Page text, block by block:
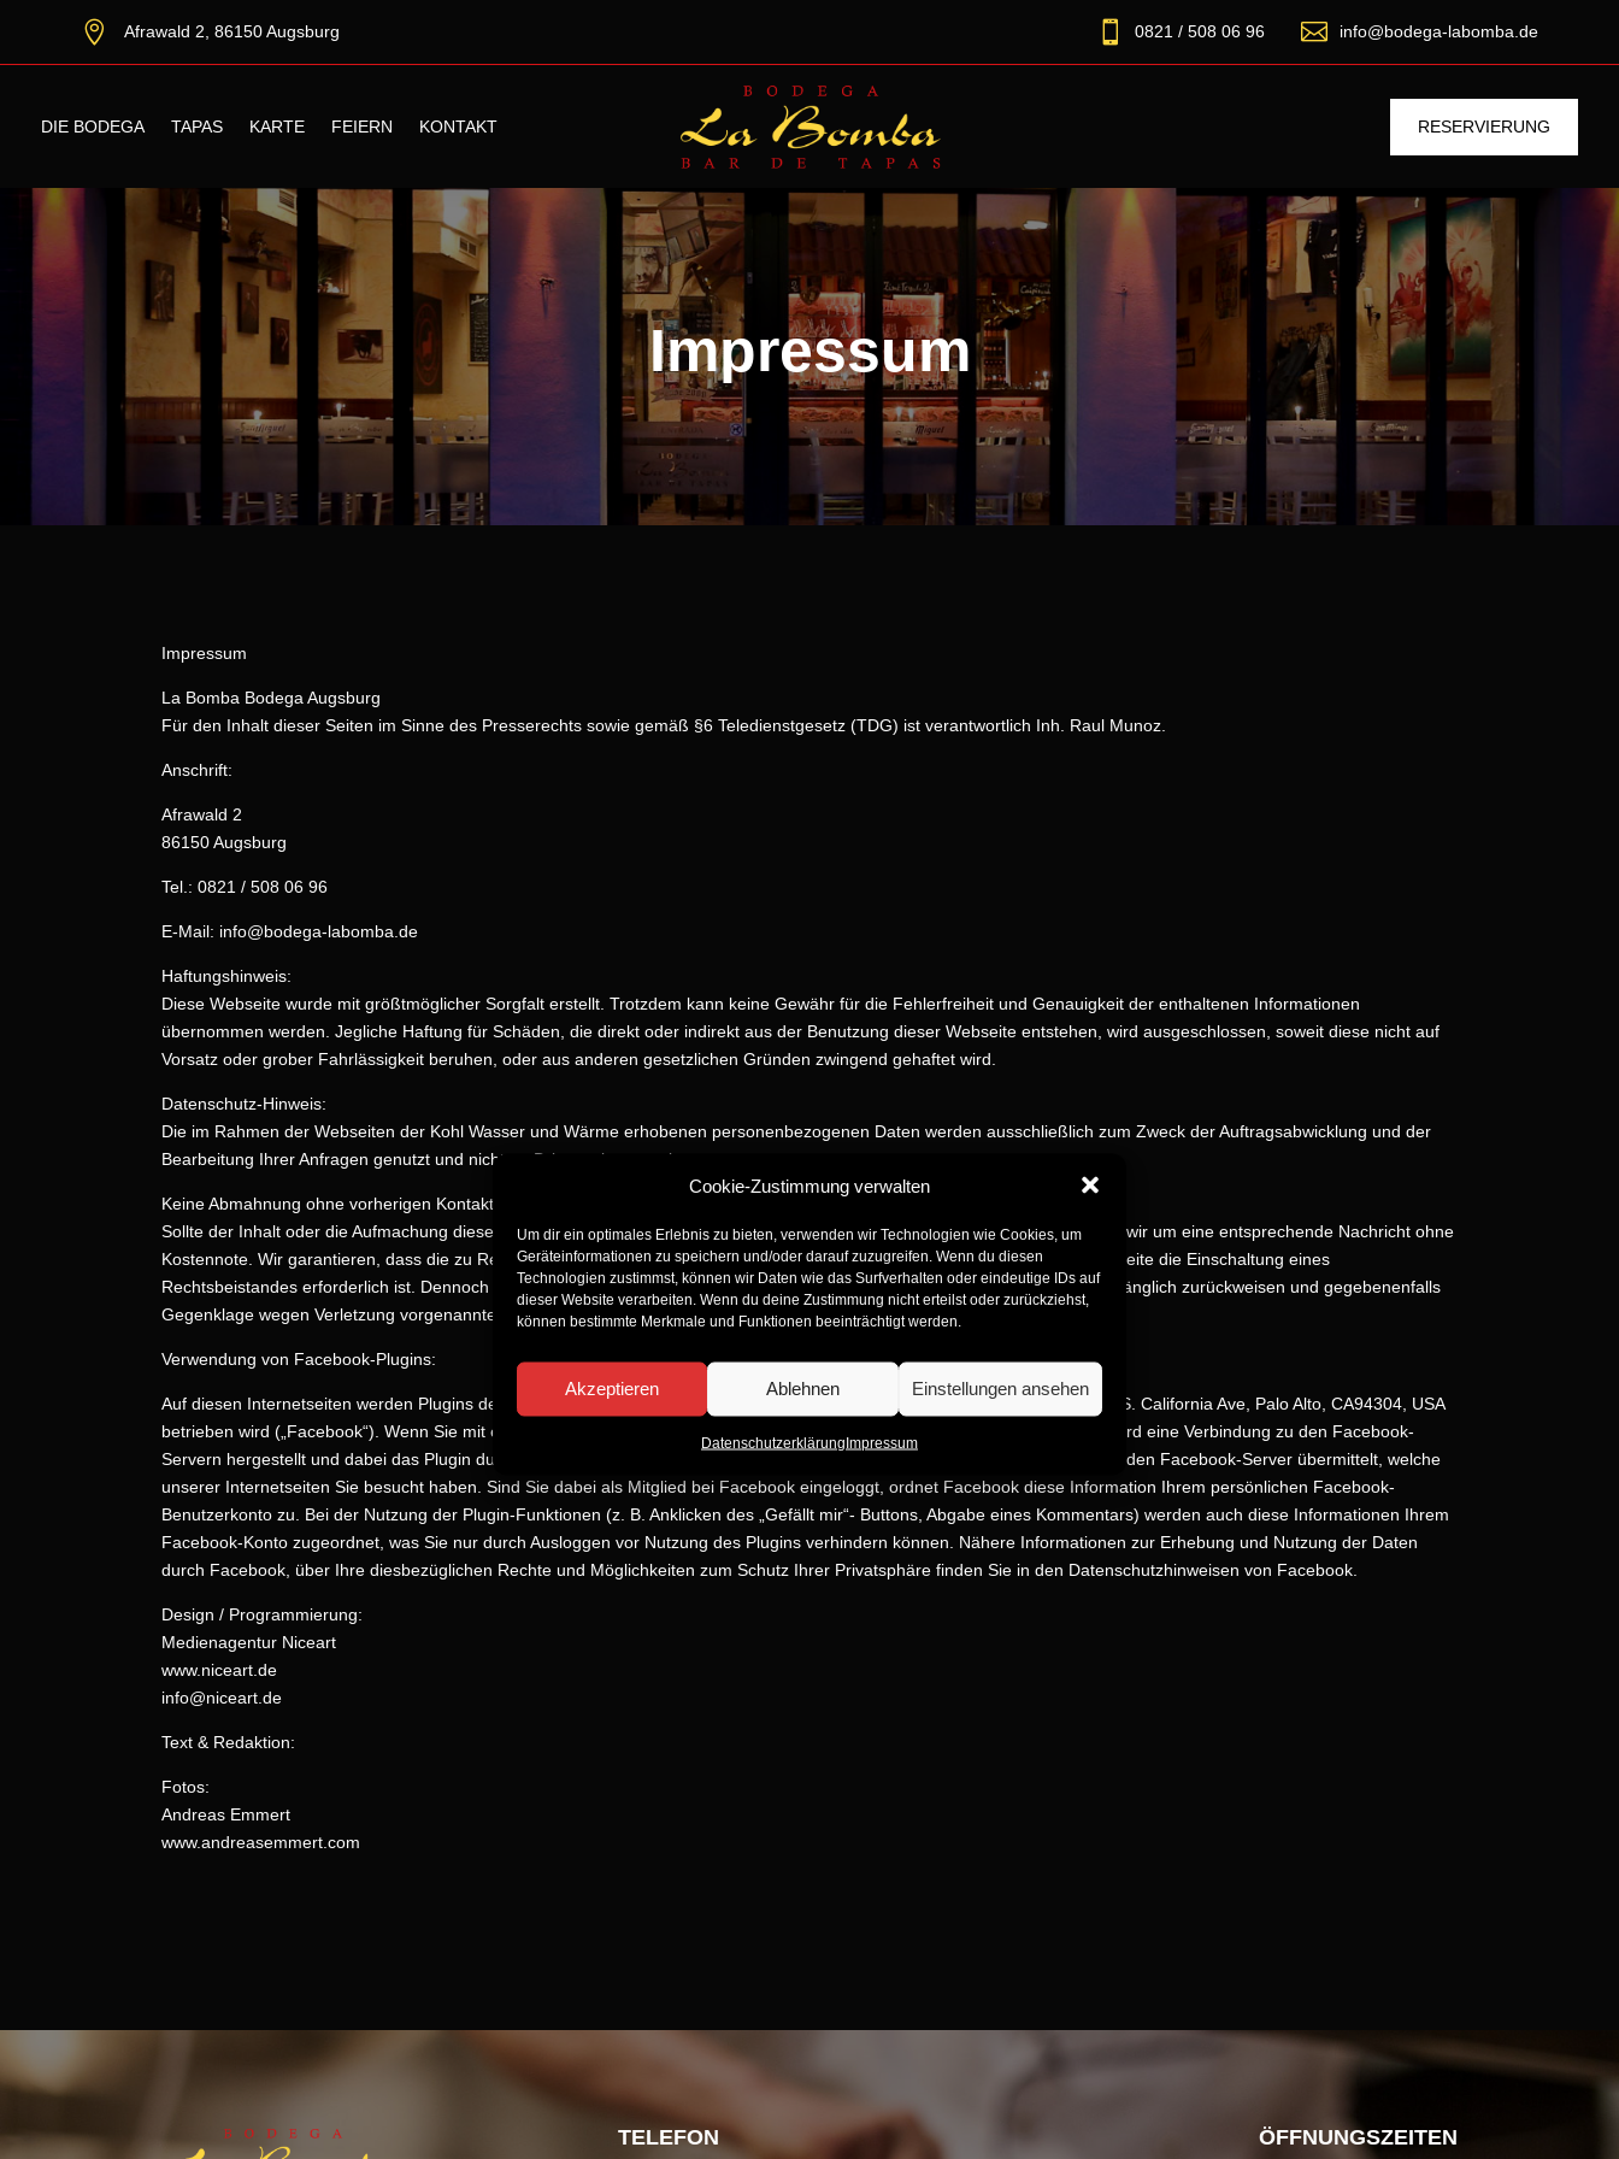
Cookie-Zustimmung verwalten
Um dir ein optimales Erlebnis zu bieten, verwenden wir Technologien wie Cookies, um
Geräteinformationen zu speichern und/oder darauf zuzugreifen. Wenn du diesen
Technologien zustimmst, können wir Daten wie das Surfverhalten oder eindeutige IDs auf
dieser Website verarbeiten. Wenn du deine Zustimmung nicht erteilst oder zurückziehst,
können bestimmte Merkmale und Funktionen beeinträchtigt werden.
Akzeptieren Ablehnen Einstellungen ansehen
DatenschutzerklärungImpressum
 Afrawald 2, 86150 Augsburg  0821 / 508 06 96  info@bodega-labomba.de
DIE BODEGA TAPAS KARTE FEIERN KONTAKT RESERVIERUNG
Impressum
Impressum
La Bomba Bodega Augsburg
Für den Inhalt dieser Seiten im Sinne des Presserechts sowie gemäß §6 Teledienstgesetz (TDG) ist verantwortlich Inh. Raul Munoz.
Anschrift:
Afrawald 2
86150 Augsburg
Tel.: 0821 / 508 06 96
E-Mail: info@bodega-labomba.de
Haftungshinweis:
Diese Webseite wurde mit größtmöglicher Sorgfalt erstellt. Trotzdem kann keine Gewähr für die Fehlerfreiheit und Genauigkeit der enthaltenen Informationen
übernommen werden. Jegliche Haftung für Schäden, die direkt oder indirekt aus der Benutzung dieser Webseite entstehen, wird ausgeschlossen, soweit diese nicht auf
Vorsatz oder grober Fahrlässigkeit beruhen, oder aus anderen gesetzlichen Gründen zwingend gehaftet wird.
Datenschutz-Hinweis:
Die im Rahmen der Webseiten der Kohl Wasser und Wärme erhobenen personenbezogenen Daten werden ausschließlich zum Zweck der Auftragsabwicklung und der
Bearbeitung Ihrer Anfragen genutzt und nicht an Dritte weiter gegeben.
Keine Abmahnung ohne vorherigen Kontakt!
Sollte der Inhalt oder die Aufmachung dieser Seiten fremde Rechte Dritter oder gesetzliche Bestimmungen verletzen, so bitten wir um eine entsprechende Nachricht ohne
Kostennote. Wir garantieren, dass die zu Recht beanstandeten Passagen unverzüglich entfernt werden, ohne dass von Ihrer Seite die Einschaltung eines
Rechtsbeistandes erforderlich ist. Dennoch von Ihnen ohne vorherige Kontaktaufnahme ausgelöste Kosten werden wir vollumfänglich zurückweisen und gegebenenfalls
Gegenklage wegen Verletzung vorgenannter Bestimmungen einreichen.
Verwendung von Facebook-Plugins:
Auf diesen Internetseiten werden Plugins des sozialen Netzwerks facebook.com verwendet, das von der Facebook Inc., 1601 S. California Ave, Palo Alto, CA94304, USA
betrieben wird („Facebook“). Wenn Sie mit einen solchen Plugin versehene Internetseiten unserer Internetpräsenz aufrufen, wird eine Verbindung zu den Facebook-
Servern hergestellt und dabei das Plugin durch Mitteilung an Ihren Browser auf der Internetseite dargestellt. Hierdurch wird an den Facebook-Server übermittelt, welche
unserer Internetseiten Sie besucht haben. Sind Sie dabei als Mitglied bei Facebook eingeloggt, ordnet Facebook diese Information Ihrem persönlichen Facebook-
Benutzerkonto zu. Bei der Nutzung der Plugin-Funktionen (z. B. Anklicken des „Gefällt mir“- Buttons, Abgabe eines Kommentars) werden auch diese Informationen Ihrem
Facebook-Konto zugeordnet, was Sie nur durch Ausloggen vor Nutzung des Plugins verhindern können. Nähere Informationen zur Erhebung und Nutzung der Daten
durch Facebook, über Ihre diesbezüglichen Rechte und Möglichkeiten zum Schutz Ihrer Privatsphäre finden Sie in den Datenschutzhinweisen von Facebook.
Design / Programmierung:
Medienagentur Niceart
www.niceart.de
info@niceart.de
Text & Redaktion:
Fotos:
Andreas Emmert
www.andreasemmert.com
TELEFON ÖFFNUNGSZEITEN